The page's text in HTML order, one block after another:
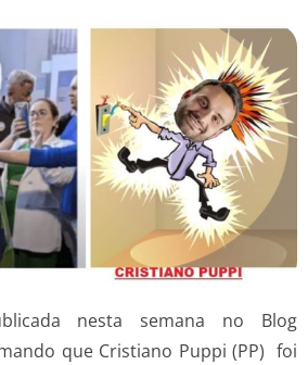
nesta semana no Blog
que Cristiano Puppi (PP) foi